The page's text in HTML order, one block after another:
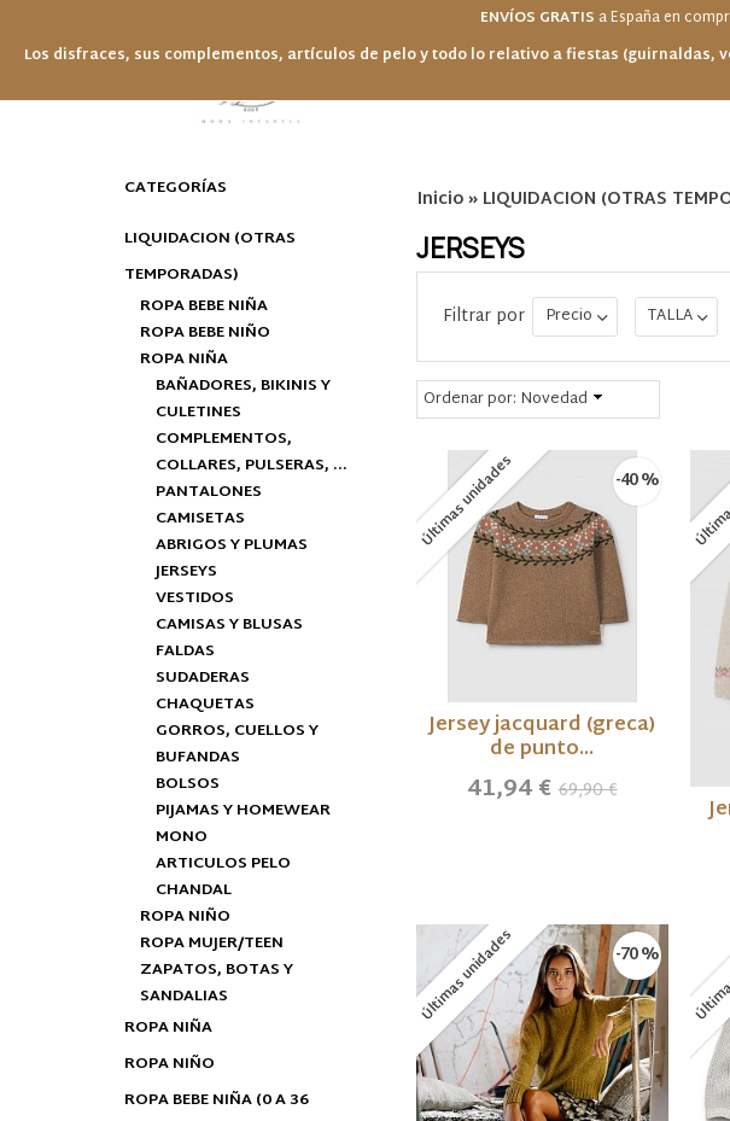
ENVÍOS GRATIS a España en
Los disfraces, sus complementos, artículos de pelo y todo lo relativo a fiestas
CATEGORÍAS
LIQUIDACION (OTRAS
TEMPORADAS)
ROPA BEBE NIÑA
ROPA BEBE NIÑO
ROPA NIÑA
BAÑADORES, BIKINIS Y
CULETINES
COMPLEMENTOS,
COLLARES, PULSERAS, ...
PANTALONES
CAMISETAS
ABRIGOS Y PLUMAS
JERSEYS
VESTIDOS
CAMISAS Y BLUSAS
FALDAS
SUDADERAS
CHAQUETAS
GORROS, CUELLOS Y
BUFANDAS
BOLSOS
PIJAMAS Y HOMEWEAR
MONO
ARTICULOS PELO
CHANDAL
ROPA NIÑO
ROPA MUJER/TEEN
ZAPATOS, BOTAS Y
SANDALIAS
ROPA NIÑA
ROPA NIÑO
ROPA BEBE NIÑA (0 A 36
Inicio» LIQUIDACION (OTRAS
JERSEYS
Filtrar por Precio TALLA
Ordenar por: Novedad
Últimas unidades -40 %
Jersey jacquard (greca)
de punto...
41,94 € 69,90 €
Últimas unidades -70 %